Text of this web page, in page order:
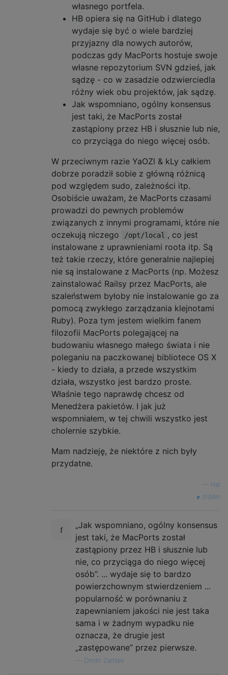
własnego portfela.
HB opiera się na GitHub i dlatego
wydaje się być o wiele bardziej
przyjazny dla nowych autorów,
podczas gdy MacPorts hostuje swoje
własne repozytorium SVN gdzieś, jak
sądzę - co w zasadzie odzwierciedla
różny wiek obu projektów, jak sądzę.
Jak wspomniano, ogólny konsensus
jest taki, że MacPorts został
zastąpiony przez HB i słusznie lub nie,
co przyciąga do niego więcej osób.
W przeciwnym razie YaOZl & kLy całkiem
dobrze poradził sobie z główną różnicą
pod względem sudo, zależności itp.
Osobiście uważam, że MacPorts czasami
prowadzi do pewnych problemów
związanych z innymi programami, które nie
oczekują niczego
/opt/local
, co jest
instalowane z uprawnieniami roota itp. Są
też takie rzeczy, które generalnie najlepiej
nie są instalowane z MacPorts (np. Możesz
zainstalować Railsy przez MacPorts, ale
szaleństwem byłoby nie instalowanie go za
pomocą zwykłego zarządzania klejnotami
Ruby). Poza tym jestem wielkim fanem
filozofii MacPorts polegającej na
budowaniu własnego małego świata i nie
poleganiu na paczkowanej bibliotece OS X
- kiedy to działa, a przede wszystkim
działa, wszystko jest bardzo proste.
Właśnie tego naprawdę chcesz od
Menedżera pakietów. I jak już
wspomniałem, w tej chwili wszystko jest
cholernie szybkie.
Mam nadzieję, że niektóre z nich były
przydatne.
Hal
źródło
„Jak wspomniano, ogólny konsensus
jest taki, że MacPorts został
zastąpiony przez HB i słusznie lub
nie, co przyciąga do niego więcej
osób”. ... wydaje się to bardzo
powierzchownym stwierdzeniem ...
popularność w porównaniu z
zapewnianiem jakości nie jest taka
sama i w żadnym wypadku nie
oznacza, że ​​drugie jest
„zastępowane” przez pierwsze.
Dmitri Zaitsev